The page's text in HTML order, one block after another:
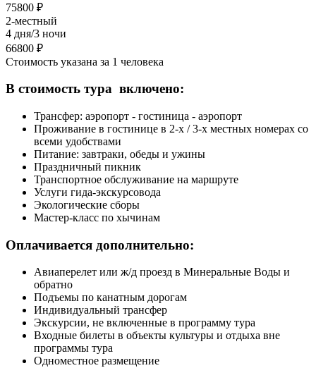
75800 ₽
2-местный
4 дня/3 ночи
66800 ₽
Стоимость указана за 1 человека
В стоимость тура включено:
Трансфер: аэропорт - гостиница - аэропорт
Проживание в гостинице в 2-х / 3-х местных номерах со
всеми удобствами
Питание: завтраки, обеды и ужины
Праздничный пикник
Транспортное обслуживание на маршруте
Услуги гида-экскурсовода
Экологические сборы
Мастер-класс по хычинам
Оплачивается дополнительно:
Авиаперелет или ж/д проезд в Минеральные Воды и
обратно
Подъемы по канатным дорогам
Индивидуальный трансфер
Экскурсии, не включенные в программу тура
Входные билеты в объекты культуры и отдыха вне
программы тура
Одноместное размещение